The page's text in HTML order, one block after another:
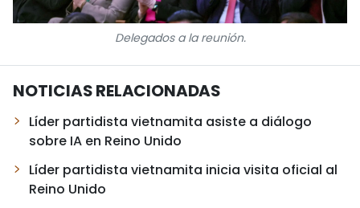
Delegados a la reunión.
NOTICIAS RELACIONADAS
Líder partidista vietnamita asiste a diálogo
sobre IA en Reino Unido
Líder partidista vietnamita inicia visita oficial al
Reino Unido